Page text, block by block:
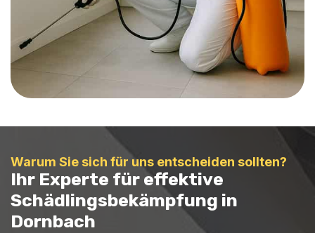
Warum Sie sich für uns entscheiden sollten?
Ihr Experte für effektive
Schädlingsbekämpfung in
Dornbach